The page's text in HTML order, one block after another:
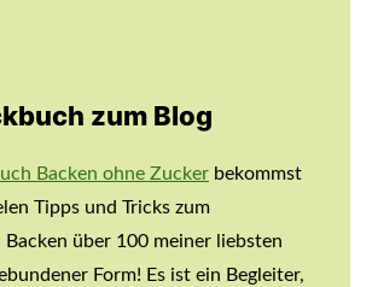
zum Blog
Backen ohne Zuckerbekommst
Tipps und Tricks zum
über 100 meiner liebsten
Form! Es ist ein Begleiter,